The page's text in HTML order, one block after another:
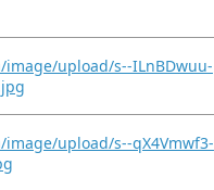
upload/s--ILnBDwuu-
upload/s--qX4Vmwf3-